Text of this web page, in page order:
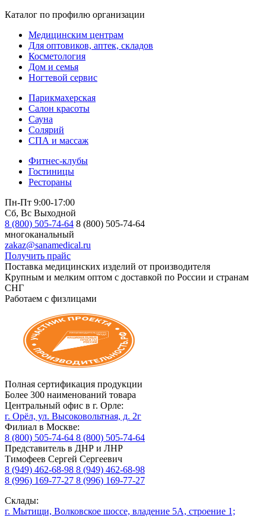
Каталог по профилю организации
Медицинским центрам
Для оптовиков, аптек, складов
Косметология
Дом и семья
Ногтевой сервис
Парикмахерская
Салон красоты
Сауна
Солярий
СПА и массаж
Фитнес-клубы
Гостиницы
Рестораны
Пн-Пт 9:00-17:00
Сб, Вс Выходной
8 (800) 505-74-64 8 (800) 505-74-64
многоканальный
zakaz@sanamedical.ru
Получить прайс
Поставка медицинских изделий от производителя
Крупным и мелким оптом с доставкой по России и странам
СНГ
Работаем с физлицами
Полная сертификация продукции
Более 300 наименований товара
Центральный офис в г. Орле:
г. Орёл, ул. Высоковольтная, д. 2г
Филиал в Москве:
8 (800) 505-74-64 8 (800) 505-74-64
Представитель в ДНР и ЛНР
Тимофеев Сергей Сергеевич
8 (949) 462-68-98 8 (949) 462-68-98
8 (996) 169-77-27 8 (996) 169-77-27
Склады:
г. Мытищи, Волковское шоссе, владение 5А, строение 1;